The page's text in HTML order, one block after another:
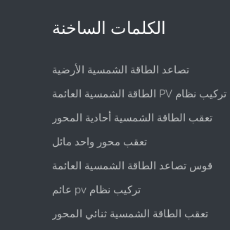
الكلمات الساخنة
تصاعد الطاقة الشمسية الأرضية
الطاقة الشمسية العائمة PV تركيب نظام
تعقب الطاقة الشمسية أحادية المحور
تعقب محور واحد مائل
قوس تصاعد الطاقة الشمسية العائمة
عائم pv تركيب نظام
تعقب الطاقة الشمسية ثنائي المحور